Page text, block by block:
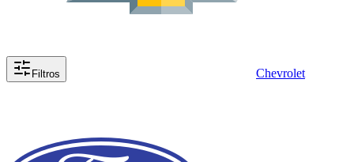
Filtros Chevrolet